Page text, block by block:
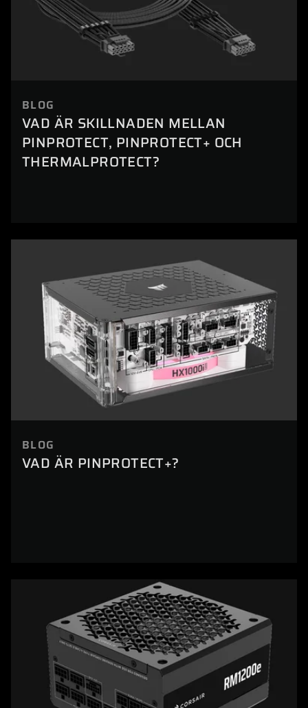
BLOG
VAD ÄR SKILLNADEN MELLAN
PINPROTECT, PINPROTECT+ OCH
THERMALPROTECT?
BLOG
VAD ÄR PINPROTECT+?